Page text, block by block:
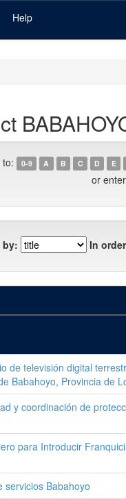
Help
to: 0-9 A B C D E
or
by: In
de televisión digital
Babahoyo, Provincia de
y coordinación de
para Introducir
servicios Babahoyo